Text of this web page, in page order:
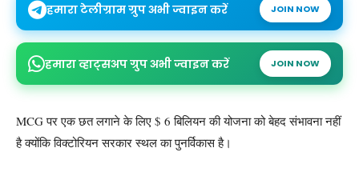
हमारा टेलीग्राम ग्रुप अभी ज्वाइन करें JOIN NOW
हमारा व्हाट्सअप ग्रुप अभी ज्वाइन करें JOIN NOW
MCG पर एक छत लगाने के लिए $ 6 बिलियन की योजना को बेहद संभावना नहीं
है क्योंकि विक्टोरियन सरकार स्थल का पुनर्विकास है।